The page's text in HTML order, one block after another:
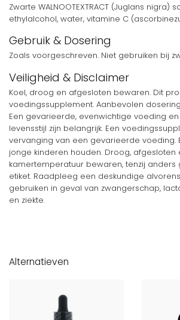
Zwarte WALNOOTEXTRACT (Juglans nigra)
ethylalcohol, water, vitamine C
Gebruik & Dosering
Zoals voorgeschreven. Niet gebruiken bij
Veiligheid & Disclaimer
Koel, droog en afgesloten bewaren. Dit
voedingssupplement. Aanbevolen
Een gevarieerde, evenwichtige voeding
levensstijl zijn belangrijk. Een
vervanging van een gevarieerde voeding.
jonge kinderen houden. Droog, afgesloten
kamertemperatuur bewaren, tenzij
etiket. Raadpleeg een deskundige
gebruiken in geval van zwangerschap,
en ziekte.
Gewicht
Alternatieven